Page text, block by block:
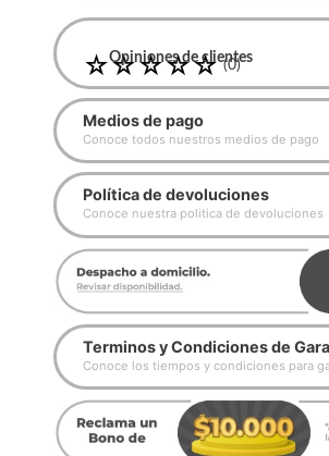
Opiniones de clientes
☆☆☆☆☆ (0)
Medios de pago
Conoce todos nuestros medios de pago
Política de devoluciones
Conoce nuestra politica de devoluciones
Terminos y Condiciones de
Conoce los tiempos y condiciones para